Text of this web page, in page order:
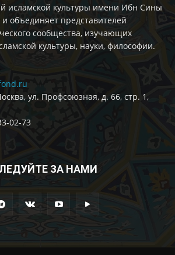
исламской культуры имени Ибн Сины
и объединяет представителей
сообщества, изучающих
культуры, науки, философии.
ул. Профсоюзная, д. 66, стр. 1,
02-73
ЗА НАМИ